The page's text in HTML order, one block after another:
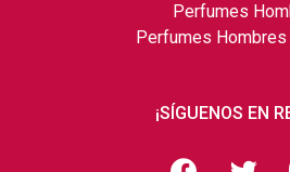
Perfumes
Perfumes
¡SÍGUENOS EN